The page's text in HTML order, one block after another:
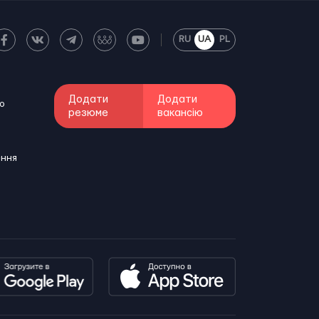
RU UA PL
Додати
резюме
Додати
вакансію